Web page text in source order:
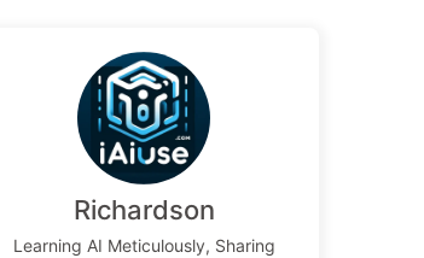
Richardson
Learning AI Meticulously, Sharing